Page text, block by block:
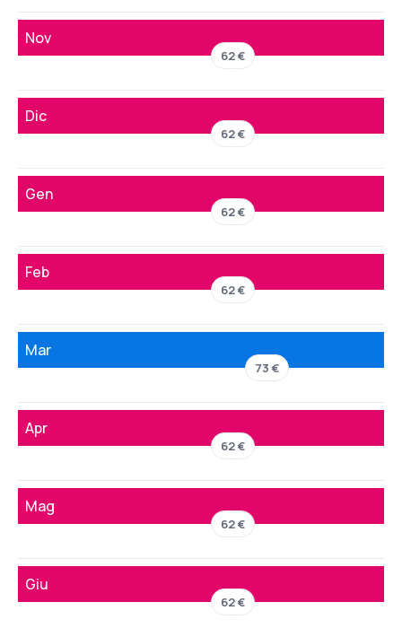
Nov
62 €
Dic
62 €
Gen
62 €
Feb
62 €
Mar
73 €
Apr
62 €
Mag
62 €
Giu
62 €